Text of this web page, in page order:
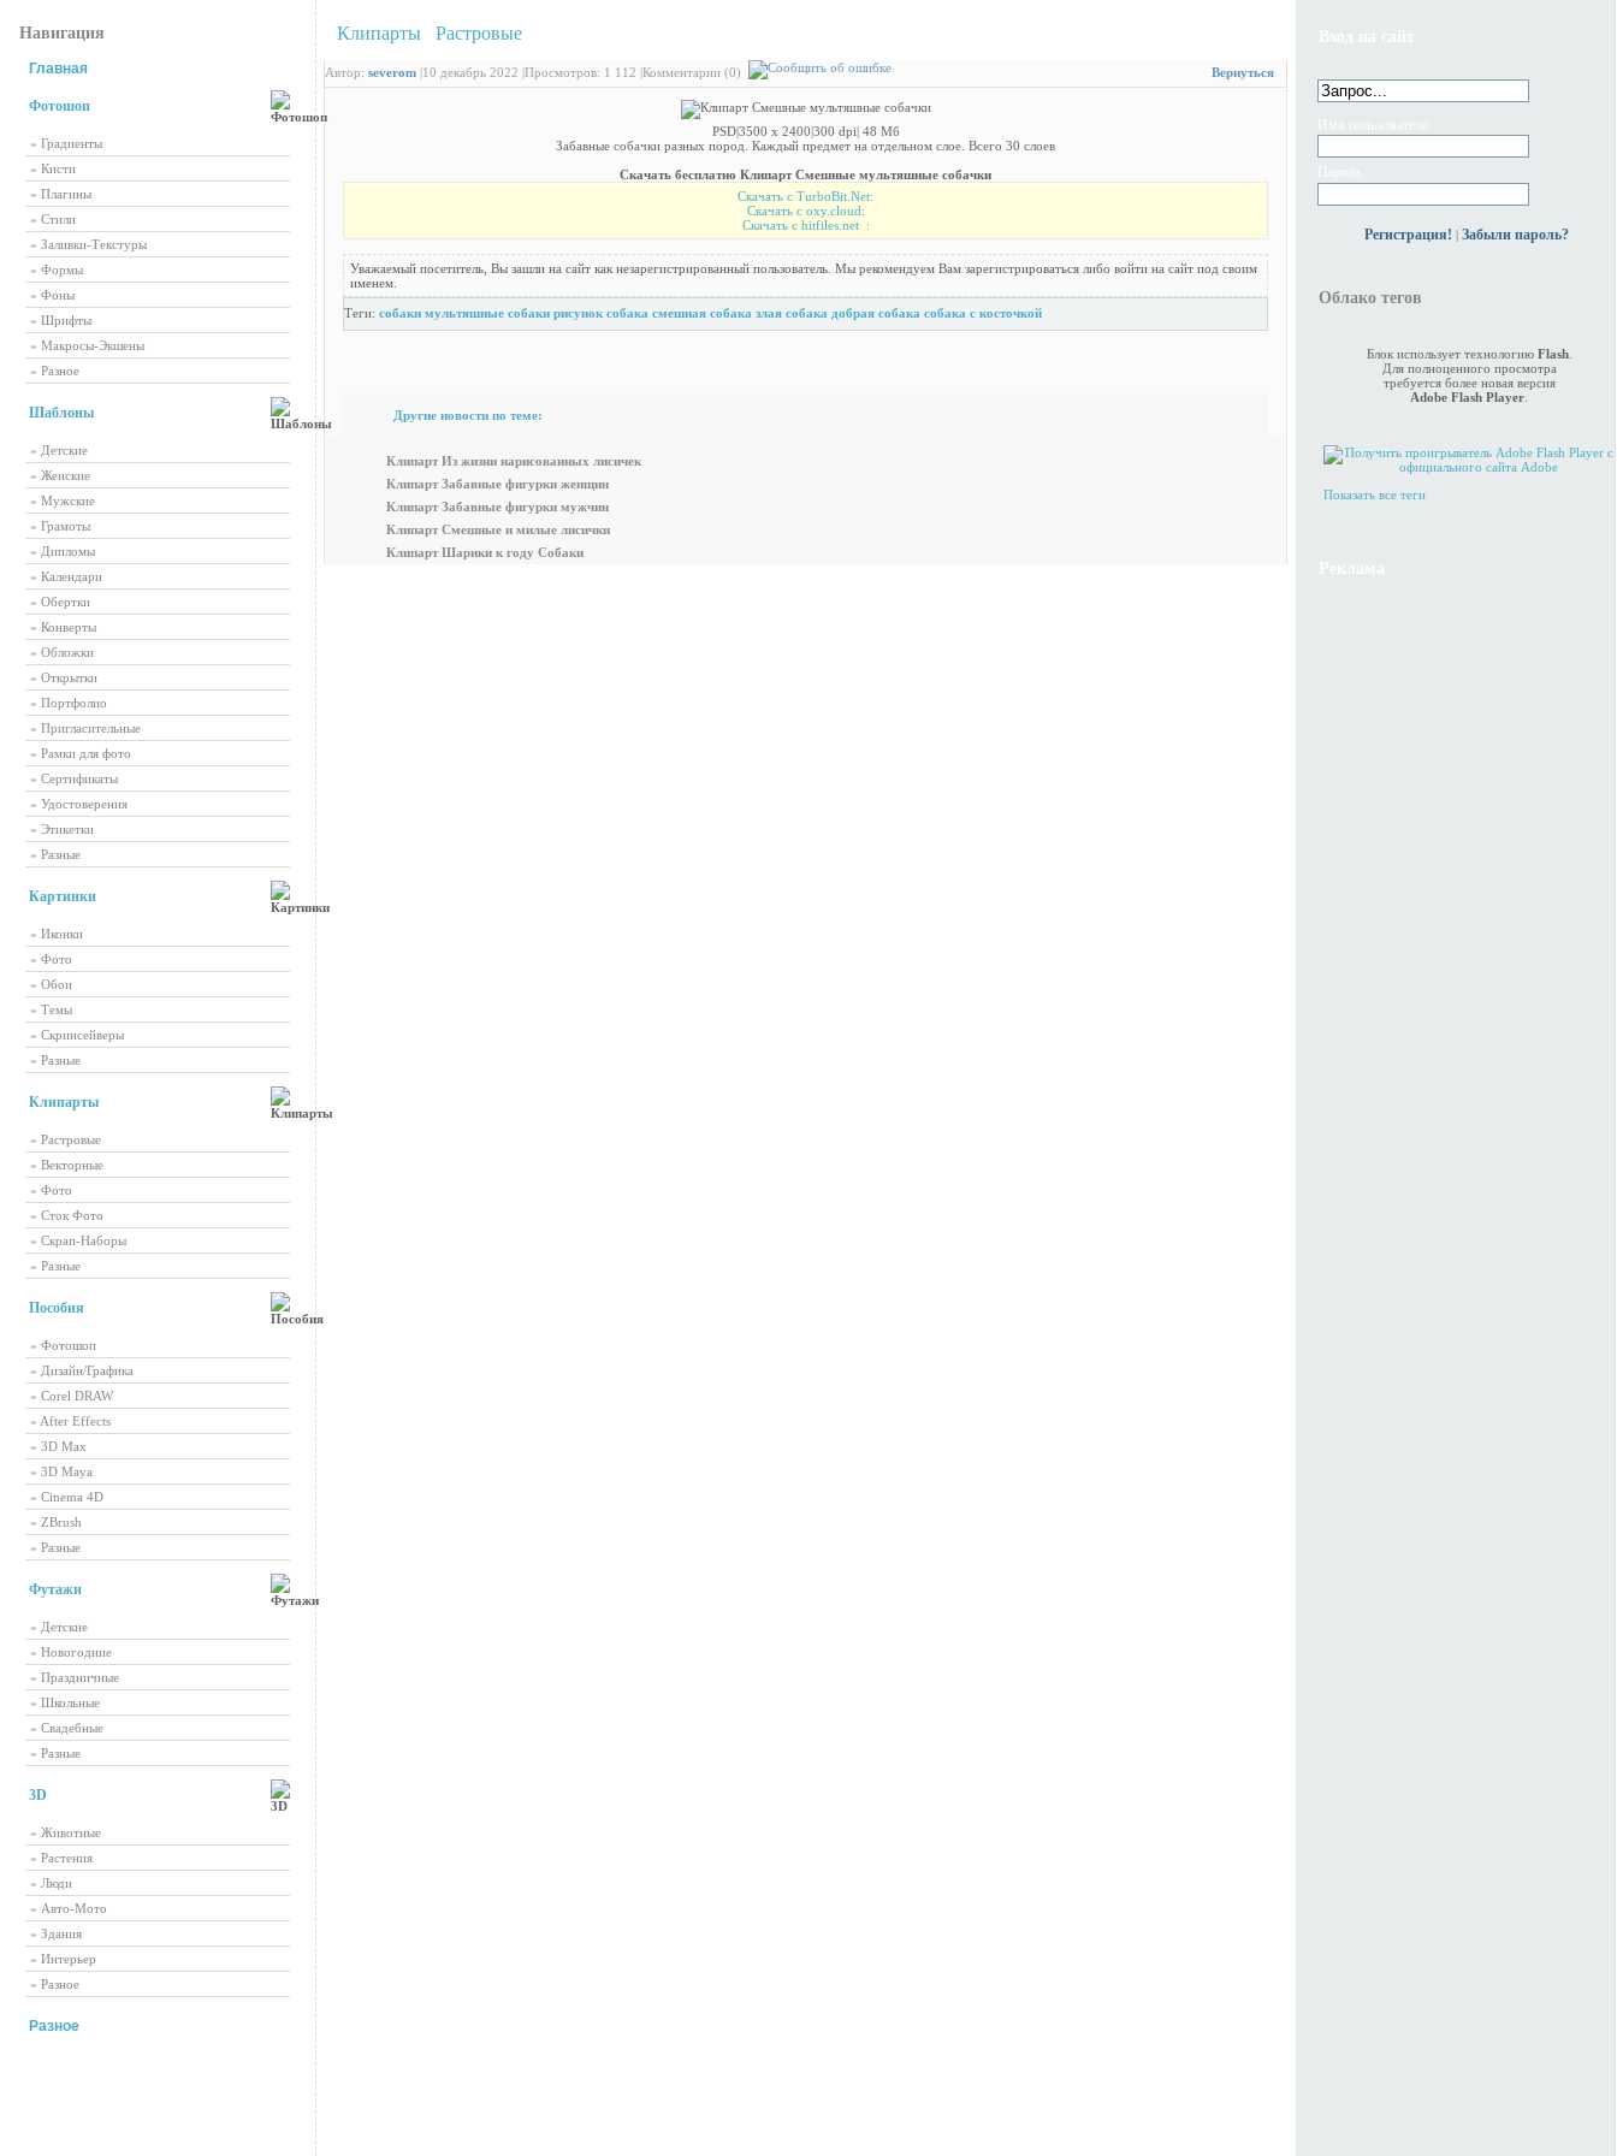
Навигация
Главная
Фотошоп
» Градиенты
» Кисти
» Плагины
» Стили
» Заливки-Текстуры
» Формы
» Фоны
» Шрифты
» Макросы-Экшены
» Разное
Шаблоны
» Детские
» Женские
» Мужские
» Грамоты
» Дипломы
» Календари
» Обертки
» Конверты
» Обложки
» Открытки
» Портфолио
» Пригласительные
» Рамки для фото
» Сертификаты
» Удостоверения
» Этикетки
» Разные
Картинки
» Иконки
» Фото
» Обои
» Темы
» Скринсейверы
» Разные
Клипарты
» Растровые
» Векторные
» Фото
» Сток Фото
» Скрап-Наборы
» Разные
Пособия
» Фотошоп
» Дизайн/Графика
» Corel DRAW
» After Effects
» 3D Max
» 3D Maya
» Cinema 4D
» ZBrush
» Разные
Футажи
» Детские
» Новогодние
» Праздничные
» Школьные
» Свадебные
» Разные
3D
» Животные
» Растения
» Люди
» Авто-Мото
» Здания
» Интерьер
» Разное
Разное
Клипарты Растровые
Автор: severom |10 декабрь 2022 |Просмотров: 1 112 |Комментарии (0) Вернуться
PSD|3500 х 2400|300 dpi| 48 Мб
Забавные собачки разных пород. Каждый предмет на отдельном слое. Всего 30 слоев
Скачать бесплатно Клипарт Смешные мультяшные собачки
Скачать с TurboBit.Net:
Скачать с oxy.cloud:
Скачать с hitfiles.net :
Уважаемый посетитель, Вы зашли на сайт как незарегистрированный пользователь. Мы рекомендуем Вам зарегистрироваться либо войти на сайт под своим
именем.
Теги: собаки мультяшные собаки рисунок собака смешная собака злая собака добрая собака собака с косточкой
Другие новости по теме:
Клипарт Из жизни нарисованных лисичек
Клипарт Забавные фигурки женщин
Клипарт Забавные фигурки мужчин
Клипарт Смешные и милые лисички
Клипарт Шарики к году Собаки
Регистрация! | Забыли пароль?
Облако тегов
Блок использует технологию Flash.
Для полноценного просмотра
требуется более новая версия
Adobe Flash Player
Показать все теги